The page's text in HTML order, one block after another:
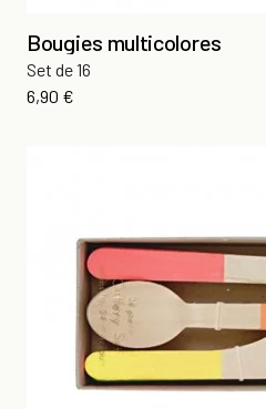
Bougies multicolores
Set de 16
Prix
6,90 €